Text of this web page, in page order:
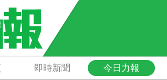
即時新聞 今日力報